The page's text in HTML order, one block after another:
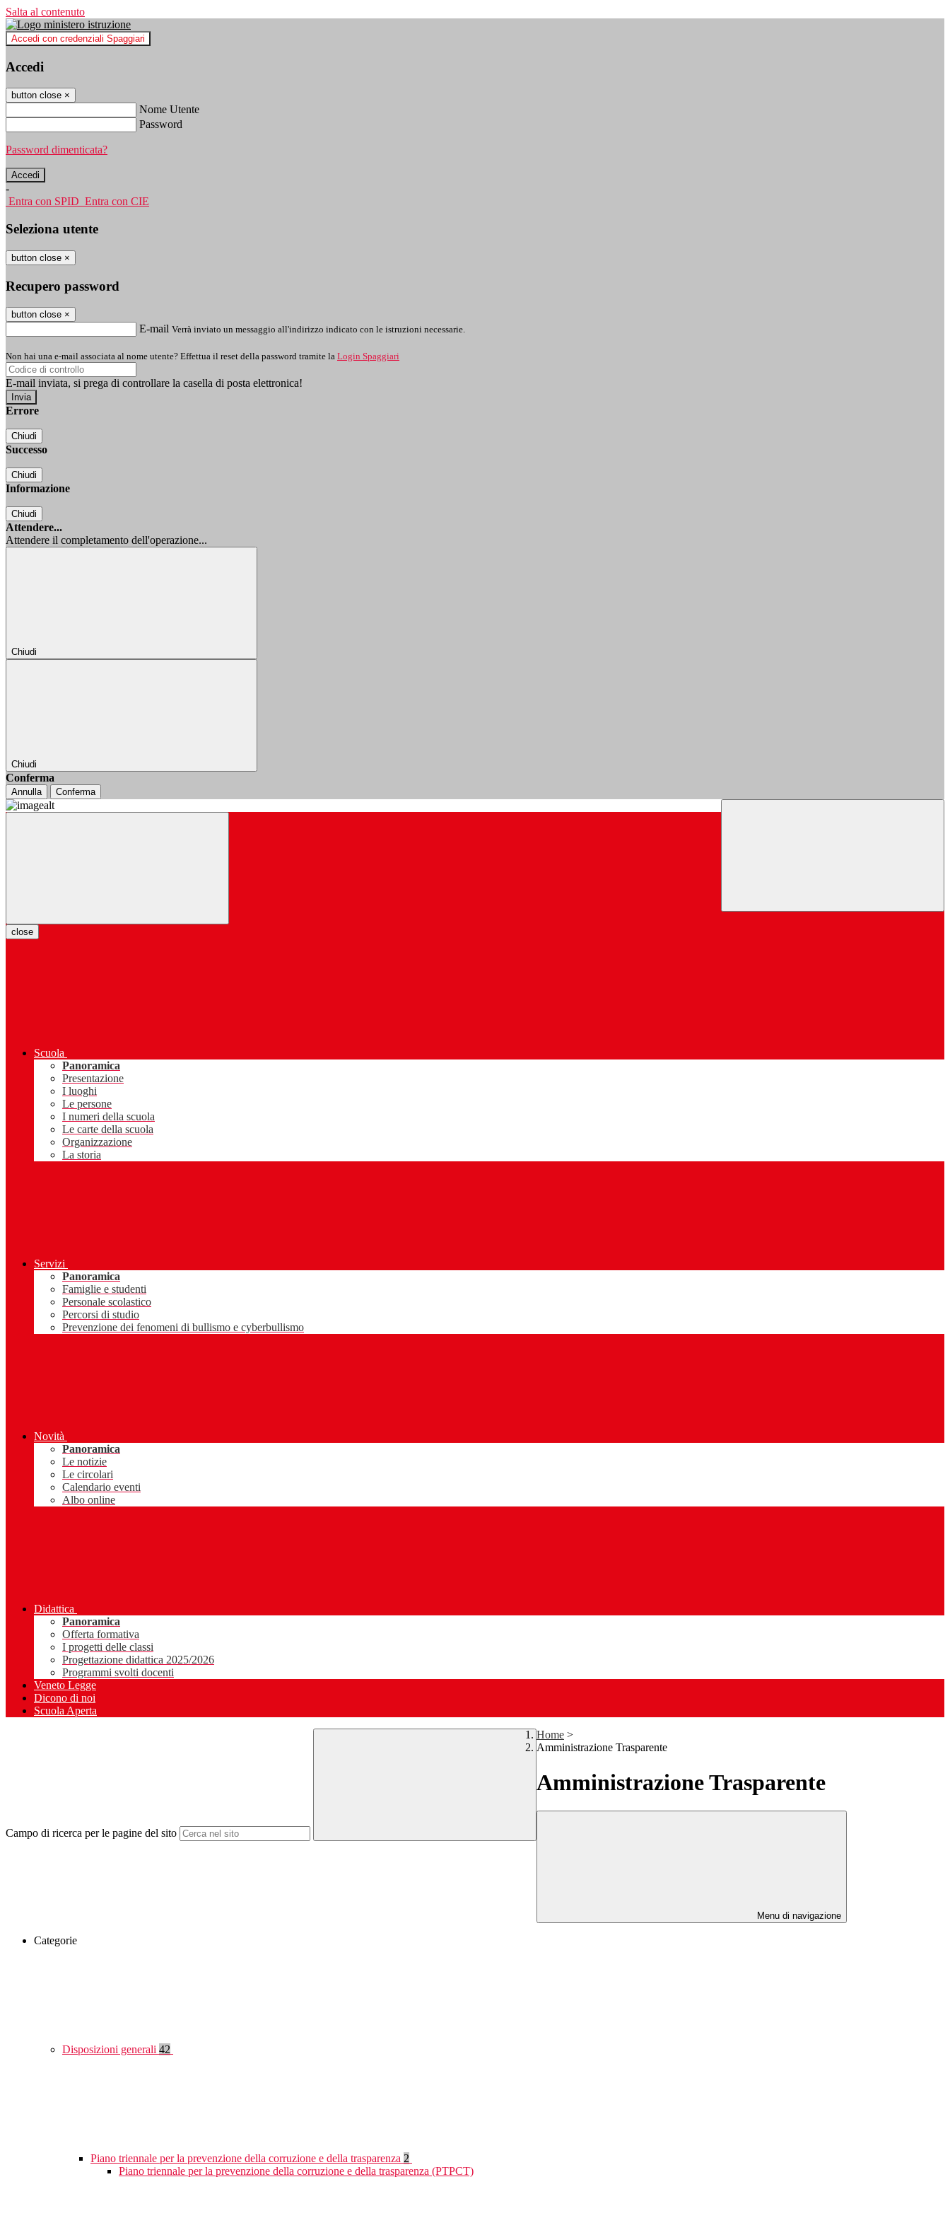
Salta al contenuto
Accedi con credenziali Spaggiari
Accedi
button close ×
Nome Utente
Password
Password dimenticata?
-
Entra con SPID Entra con CIE
Seleziona utente
button close ×
Recupero password
button close ×
E-mail Verrà inviato un messaggio all'indirizzo indicato con le istruzioni necessarie.
Non hai una e-mail associata al nome utente? Effettua il reset della password tramite la Login Spaggiari
E-mail inviata, si prega di controllare la casella di posta elettronica!
Errore
Chiudi
Successo
Chiudi
Informazione
Chiudi
Attendere...
Attendere il completamento dell'operazione...
Chiudi
Chiudi
Conferma
Annulla Conferma
close
Scuola
Panoramica
Presentazione
I luoghi
Le persone
I numeri della scuola
Le carte della scuola
Organizzazione
La storia
Servizi
Panoramica
Famiglie e studenti
Personale scolastico
Percorsi di studio
Prevenzione dei fenomeni di bullismo e cyberbullismo
Novità
Panoramica
Le notizie
Le circolari
Calendario eventi
Albo online
Didattica
Panoramica
Offerta formativa
I progetti delle classi
Progettazione didattica 2025/2026
Programmi svolti docenti
Veneto Legge
Dicono di noi
Scuola Aperta
Campo di ricerca per le pagine del sito
Home >
Amministrazione Trasparente
Amministrazione Trasparente
Menu di navigazione
Categorie
Disposizioni generali 42
Piano triennale per la prevenzione della corruzione e della trasparenza 2
Piano triennale per la prevenzione della corruzione e della trasparenza (PTPCT)